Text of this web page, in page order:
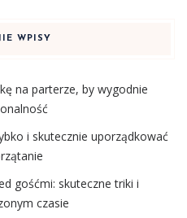
WPISY
na parterze, by wygodnie
i skutecznie uporządkować
gośćmi: skuteczne triki i
czasie